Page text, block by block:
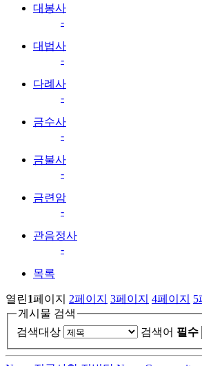
대봉사
-
대법사
-
다례사
-
금수사
-
금불사
-
금련암
-
관음정사
-
목록
열린1페이지 2페이지 3페이지 4페이지 5
게시물 검색
검색대상
검색어 필수